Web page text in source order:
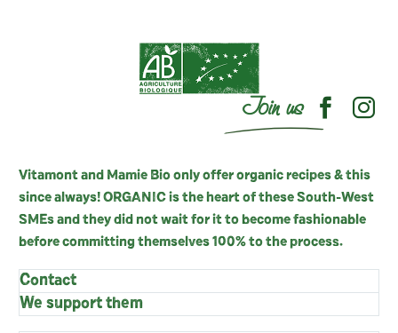
Join us
Vitamont and Mamie Bio only offer organic recipes & this
since always! ORGANIC is the heart of these South-West
SMEs and they did not wait for it to become fashionable
before committing themselves 100% to the process.
Contact
We support them